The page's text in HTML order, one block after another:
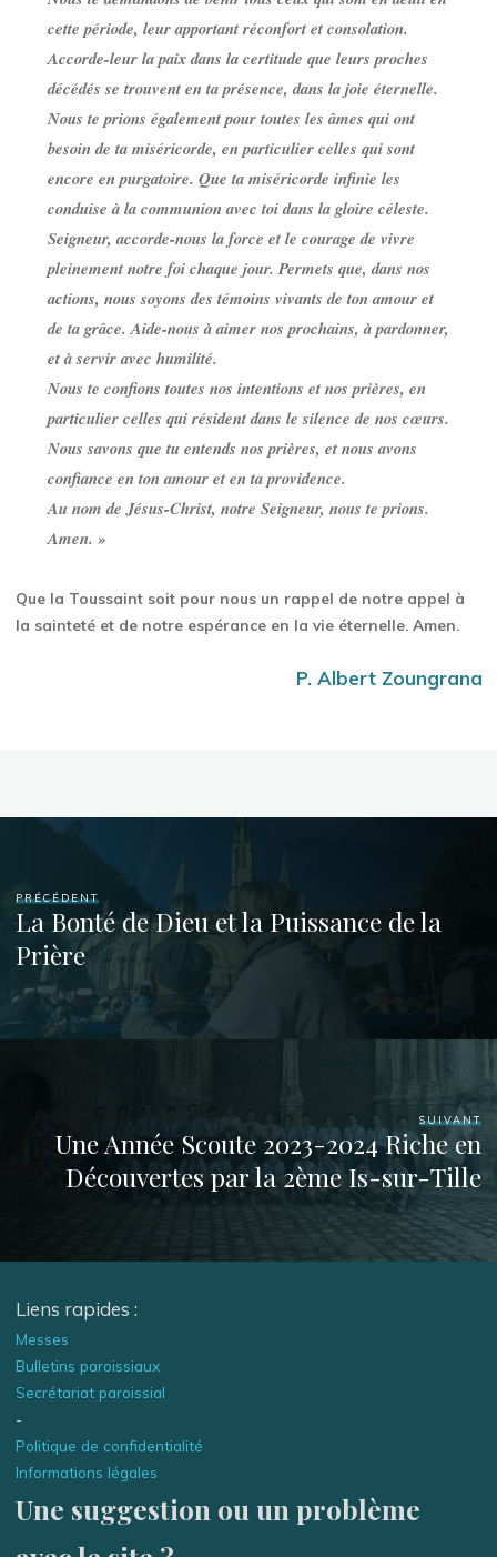
cette période, leur apportant réconfort et consolation.
Accorde-leur la paix dans la certitude que leurs proches
décédés se trouvent en ta présence, dans la joie éternelle.
Nous te prions également pour toutes les âmes qui ont
besoin de ta miséricorde, en particulier celles qui sont
encore en purgatoire. Que ta miséricorde infinie les
conduise à la communion avec toi dans la gloire céleste.
Seigneur, accorde-nous la force et le courage de vivre
pleinement notre foi chaque jour. Permets que, dans nos
actions, nous soyons des témoins vivants de ton amour et
de ta grâce. Aide-nous à aimer nos prochains, à pardonner,
et à servir avec humilité.
Nous te confions toutes nos intentions et nos prières, en
particulier celles qui résident dans le silence de nos cœurs.
Nous savons que tu entends nos prières, et nous avons
confiance en ton amour et en ta providence.
Au nom de Jésus-Christ, notre Seigneur, nous te prions.
Amen. »
Que la Toussaint soit pour nous un rappel de notre appel à
la sainteté et de notre espérance en la vie éternelle. Amen.
P. Albert Zoungrana
PRÉCÉDENT
La Bonté de Dieu et la Puissance de la
Prière
SUIVANT
Une Année Scoute 2023-2024 Riche en
Découvertes par la 2ème Is-sur-Tille
Liens rapides :
Messes
Bulletins paroissiaux
Secrétariat paroissial
-
Politique de confidentialité
Informations légales
Une suggestion ou un problème